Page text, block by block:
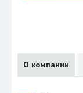
О компании